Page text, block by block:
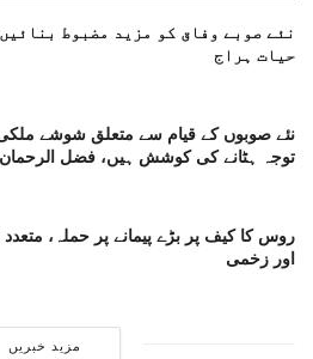
نئے صوبے وفاق کو مزید مضبوط
حیات ہراج
نئے صوبوں کے قیام سے متعلق شوشے
توجہ ہٹانے کی کوشش ہیں، فضل الرحمان
روس کا کیف پر بڑے پیمانے پر حملہ، متعدد
اور زخمی
مزید خبریں